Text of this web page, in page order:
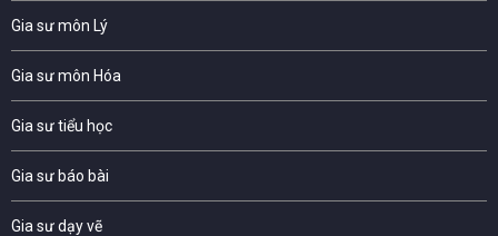
Gia sư môn Lý
Gia sư môn Hóa
Gia sư tiểu học
Gia sư báo bài
Gia sư dạy vẽ